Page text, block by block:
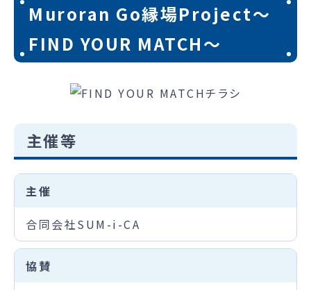
Muroran Go縁場Project～
FIND YOUR MATCH～
主催等
主催
合同会社SUM-i-CA
協賛